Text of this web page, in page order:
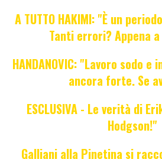
A TUTTO HAKIMI: "È un
Tanti errori? Appena
HANDANOVIC: "Lavoro sodo
ancora forte. Se
ESCLUSIVA - Le verità di
Hodgson!"
Galliani alla Pinetina si